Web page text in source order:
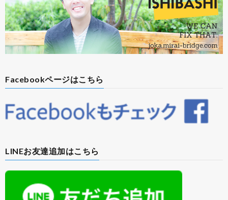
Facebookページはこちら
LINEお友達追加はこちら